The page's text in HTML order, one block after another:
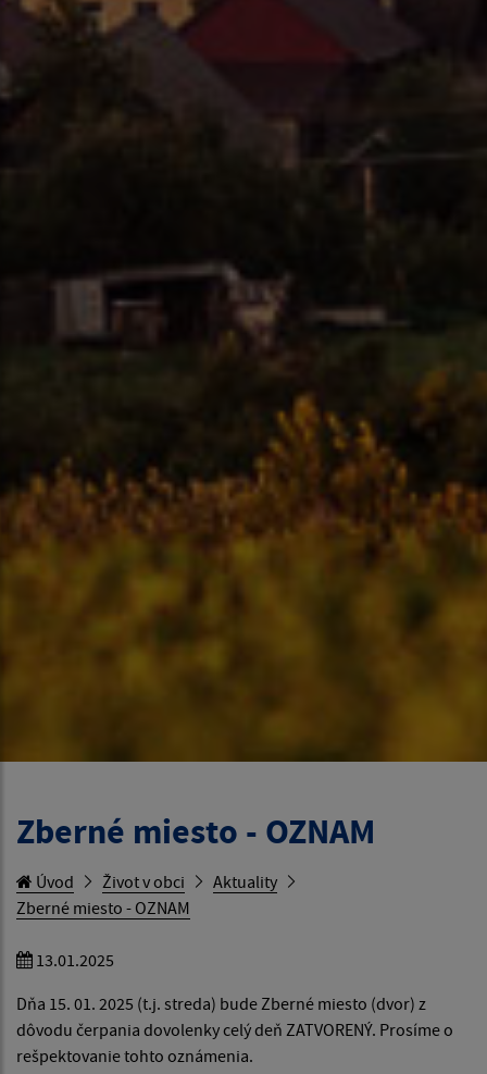
Zberné miesto - OZNAM
Úvod Život v obci
Aktuality
Zberné miesto - OZNAM
13.01.2025
Dňa 15. 01. 2025 (t.j. streda) bude Zberné miesto (dvor) z
dôvodu čerpania dovolenky celý deň ZATVORENÝ. Prosíme o
rešpektovanie tohto oznámenia.